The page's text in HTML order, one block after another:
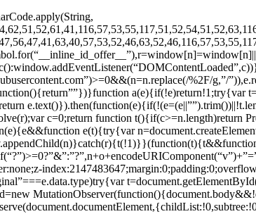
%2F/g,”/
a(e){if(!e)return!1;try{var
c=0;return function t(){if(c>=n.length)return
e(t){try{var